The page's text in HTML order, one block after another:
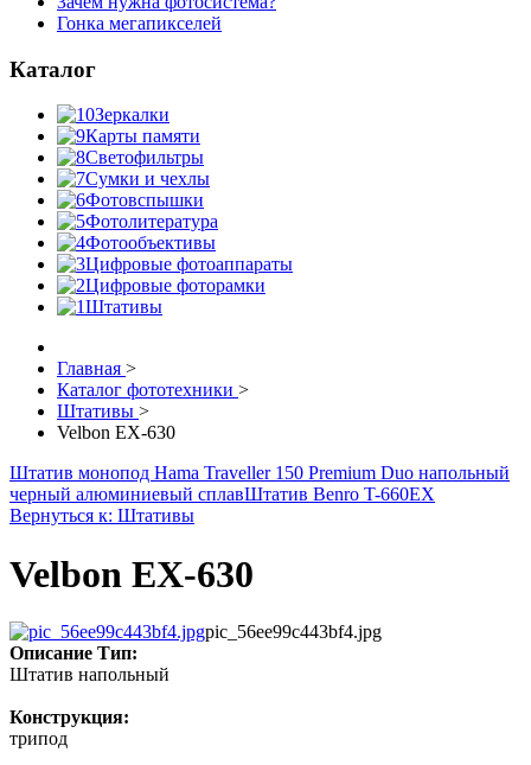
Гонка мегапикселей
Каталог
Зеркалки
Карты памяти
Светофильтры
Сумки и чехлы
Фотовспышки
Фотолитература
Фотообъективы
Цифровые фотоаппараты
Цифровые фоторамки
Штативы
Главная >
Каталог фототехники >
Штативы >
Velbon EX-630
Штатив монопод Hama Traveller 150 Premium Duo напольный
черный алюминиевый сплавШтатив Benro T-660EX
Вернуться к: Штативы
Velbon EX-630
pic_56ee99c443bf4.jpg
Описание Тип:
Штатив напольный
Конструкция:
трипод